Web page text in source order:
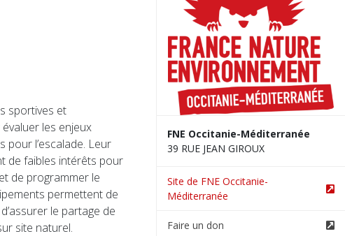
sportives et
les enjeux
l’escalade. Leur
de faibles intérêts pour
de programmer le
permettent de
le partage de
site naturel.
FNE Occitanie-Méditerranée
39 RUE JEAN GIROUX
Site de FNE Occitanie-
Méditerranée
Faire un don